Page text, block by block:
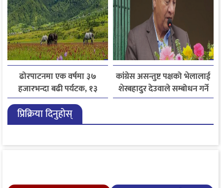
ढोरपाटनमा एक वर्षमा ३७
हजारभन्दा बढी पर्यटक, १३
हजारले बढ्यो आगमन
कांग्रेस असन्तुष्ट पक्षको भेलालाई
शेरबहादुर देउवाले सम्बोधन गर्ने
प्रिक्रिया दिनुहोस्